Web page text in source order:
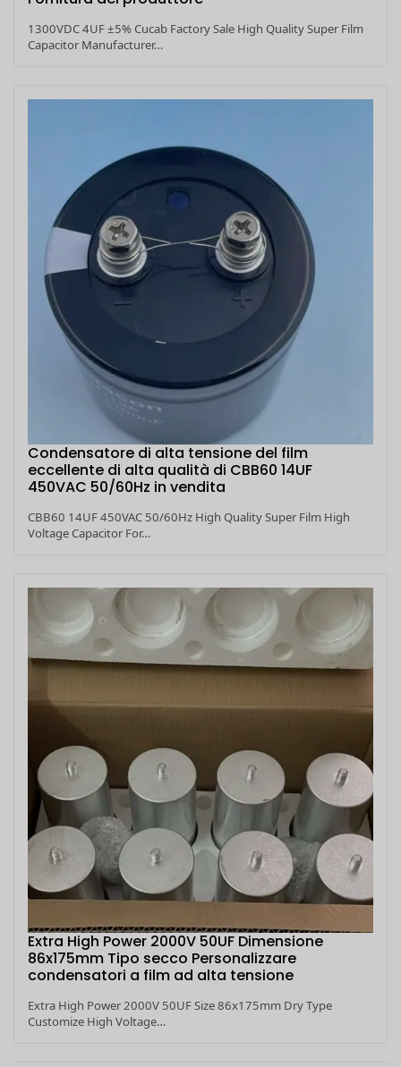
1300VDC 4UF ±5% Cucab Factory Sale High Quality Super Film
Capacitor Manufacturer…
Condensatore di alta tensione del film
eccellente di alta qualità di CBB60 14UF
450VAC 50/60Hz in vendita
CBB60 14UF 450VAC 50/60Hz High Quality Super Film High
Voltage Capacitor For…
Extra High Power 2000V 50UF Dimensione
86x175mm Tipo secco Personalizzare
condensatori a film ad alta tensione
Extra High Power 2000V 50UF Size 86x175mm Dry Type
Customize High Voltage…